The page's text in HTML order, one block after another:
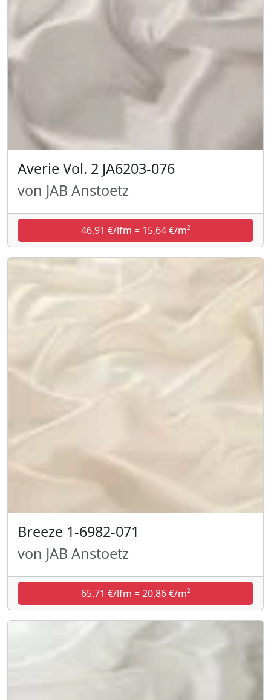
Averie Vol. 2 JA6203-076
von JAB Anstoetz
46,91 €/lfm = 15,64 €/m²
Breeze 1-6982-071
von JAB Anstoetz
65,71 €/lfm = 20,86 €/m²